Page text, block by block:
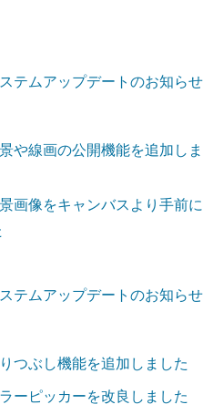
テムアップデートのお知らせ
や線画の公開機能を追加しま
画像をキャンバスより手前に
テムアップデートのお知らせ
つぶし機能を追加しました
ーピッカーを改良しました